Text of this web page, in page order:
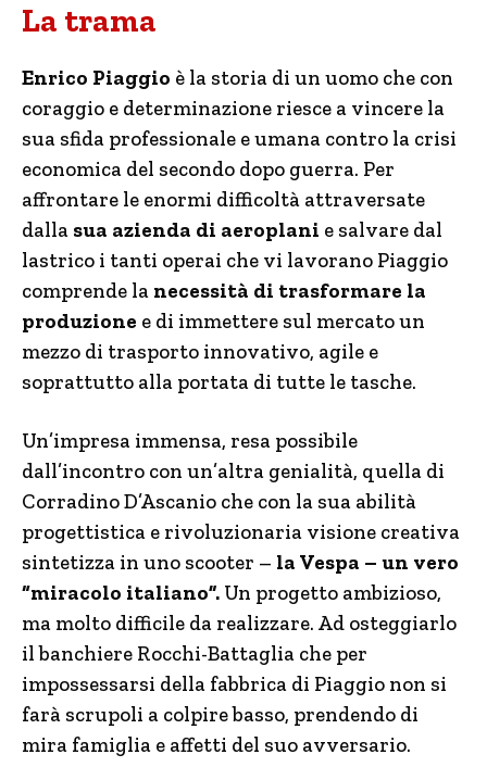
La trama
Enrico Piaggio è la storia di un uomo che con
coraggio e determinazione riesce a vincere la
sua sfida professionale e umana contro la crisi
economica del secondo dopo guerra. Per
affrontare le enormi difficoltà attraversate
dalla sua azienda di aeroplani e salvare dal
lastrico i tanti operai che vi lavorano Piaggio
comprende la necessità di trasformare la
produzione e di immettere sul mercato un
mezzo di trasporto innovativo, agile e
soprattutto alla portata di tutte le tasche.
Un’impresa immensa, resa possibile
dall’incontro con un’altra genialità, quella di
Corradino D’Ascanio che con la sua abilità
progettistica e rivoluzionaria visione creativa
sintetizza in uno scooter – la Vespa – un vero
“miracolo italiano”. Un progetto ambizioso,
ma molto difficile da realizzare. Ad osteggiarlo
il banchiere Rocchi-Battaglia che per
impossessarsi della fabbrica di Piaggio non si
farà scrupoli a colpire basso, prendendo di
mira famiglia e affetti del suo avversario.